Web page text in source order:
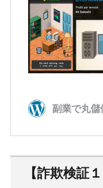
【詐欺検証